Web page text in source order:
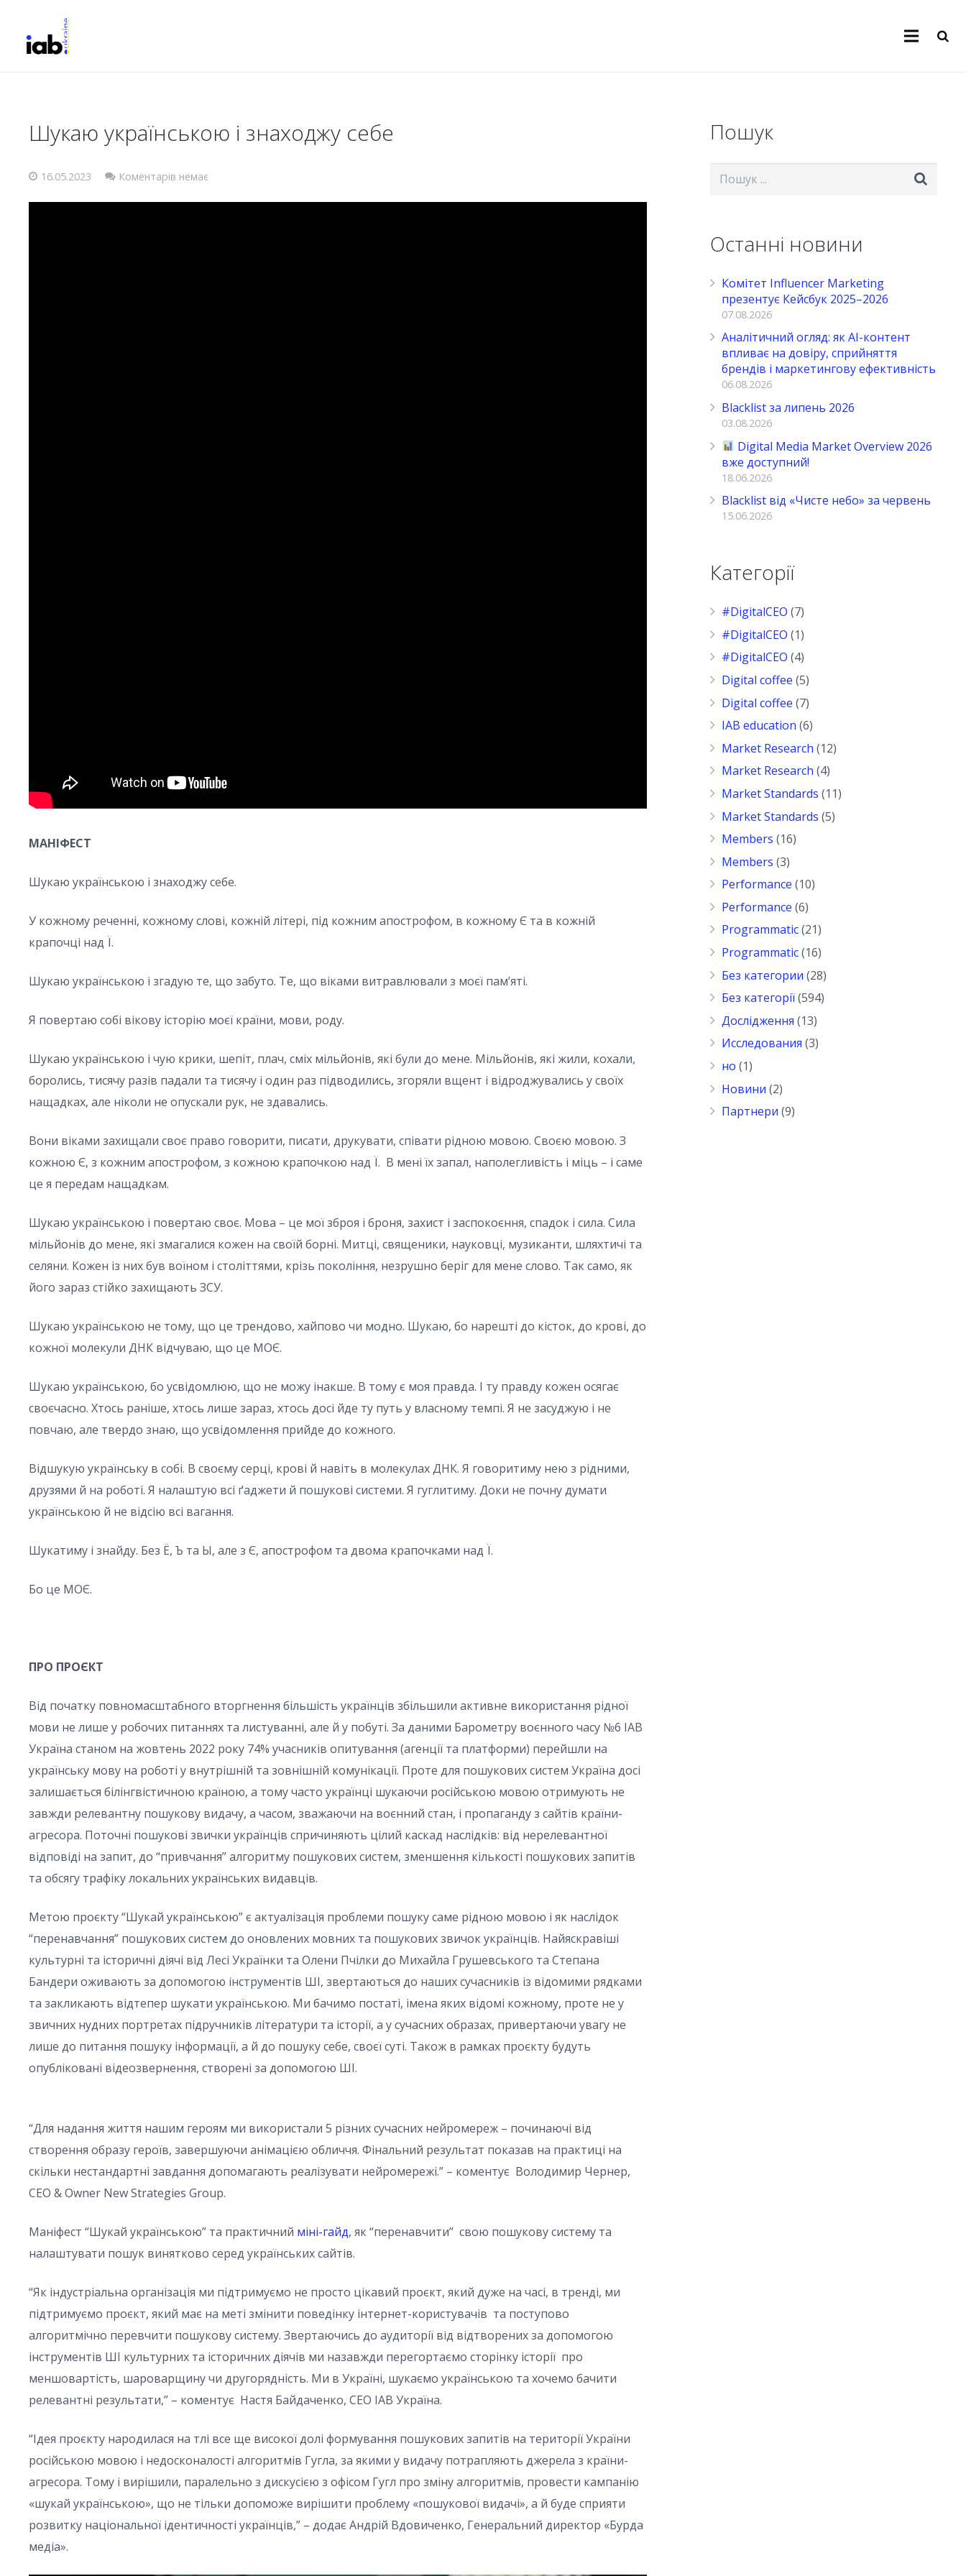
Шукаю українською і знаходжу себе
16.05.2023 Коментарів немає
МАНІФЕСТ
Шукаю українською і знаходжу себе.
У кожному реченні, кожному слові, кожній літері, під кожним апострофом, в кожному Є та в кожній
крапочці над Ї.
Шукаю українською і згадую те, що забуто. Те, що віками витравлювали з моєї пам’яті.
Я повертаю собі вікову історію моєї країни, мови, роду.
Шукаю українською і чую крики, шепіт, плач, сміх мільйонів, які були до мене. Мільйонів, які жили, кохали,
боролись, тисячу разів падали та тисячу і один раз підводились, згоряли вщент і відроджувались у своїх
нащадках, але ніколи не опускали рук, не здавались.
Вони віками захищали своє право говорити, писати, друкувати, співати рідною мовою. Своєю мовою. З
кожною Є, з кожним апострофом, з кожною крапочкою над Ї. В мені їх запал, наполегливість і міць – і саме
це я передам нащадкам.
Шукаю українською і повертаю своє. Мова – це мої зброя і броня, захист і заспокоєння, спадок і сила. Сила
мільйонів до мене, які змагалися кожен на своїй борні. Митці, священики, науковці, музиканти, шляхтичі та
селяни. Кожен із них був воїном і століттями, крізь покоління, незрушно беріг для мене слово. Так само, як
його зараз стійко захищають ЗСУ.
Шукаю українською не тому, що це трендово, хайпово чи модно. Шукаю, бо нарешті до кісток, до крові, до
кожної молекули ДНК відчуваю, що це МОЄ.
Шукаю українською, бо усвідомлюю, що не можу інакше. В тому є моя правда. І ту правду кожен осягає
своєчасно. Хтось раніше, хтось лише зараз, хтось досі йде ту путь у власному темпі. Я не засуджую і не
повчаю, але твердо знаю, що усвідомлення прийде до кожного.
Відшукую українську в собі. В своєму серці, крові й навіть в молекулах ДНК. Я говоритиму нею з рідними,
друзями й на роботі. Я налаштую всі ґаджети й пошукові системи. Я гуглитиму. Доки не почну думати
українською й не відсію всі вагання.
Шукатиму і знайду. Без Ё, Ъ та Ы, але з Є, апострофом та двома крапочками над Ї.
Бо це МОЄ.
ПРО ПРОЄКТ
Від початку повномасштабного вторгнення більшість українців збільшили активне використання рідної
мови не лише у робочих питаннях та листуванні, але й у побуті. За даними Барометру воєнного часу №6 IAB
Україна станом на жовтень 2022 року 74% учасників опитування (агенції та платформи) перейшли на
українську мову на роботі у внутрішній та зовнішній комунікації. Проте для пошукових систем Україна досі
залишається білінгвістичною країною, а тому часто українці шукаючи російською мовою отримують не
завжди релевантну пошукову видачу, а часом, зважаючи на воєнний стан, і пропаганду з сайтів країни-
агресора. Поточні пошукові звички українців спричиняють цілий каскад наслідків: від нерелевантної
відповіді на запит, до “привчання” алгоритму пошукових систем, зменшення кількості пошукових запитів
та обсягу трафіку локальних українських видавців.
Метою проєкту “Шукай українською” є актуалізація проблеми пошуку саме рідною мовою і як наслідок
“перенавчання” пошукових систем до оновлених мовних та пошукових звичок українців. Найяскравіші
культурні та історичні діячі від Лесі Українки та Олени Пчілки до Михайла Грушевського та Степана
Бандери оживають за допомогою інструментів ШІ, звертаються до наших сучасників із відомими рядками
та закликають відтепер шукати українською. Ми бачимо постаті, імена яких відомі кожному, проте не у
звичних нудних портретах підручників літератури та історії, а у сучасних образах, привертаючи увагу не
лише до питання пошуку інформації, а й до пошуку себе, своєї суті. Також в рамках проєкту будуть
опубліковані відеозвернення, створені за допомогою ШІ.
“Для надання життя нашим героям ми використали 5 різних сучасних нейромереж – починаючі від
створення образу героїв, завершуючи анімацією обличчя. Фінальний результат показав на практиці на
скільки нестандартні завдання допомагають реалізувати нейромережі.” – коментує Володимир Чернер,
СЕО & Owner New Strategies Group.
Маніфест “Шукай українською” та практичний міні-гайд, як “перенавчити” свою пошукову систему та
налаштувати пошук винятково серед українських сайтів.
“Як індустріальна організація ми підтримуємо не просто цікавий проєкт, який дуже на часі, в тренді, ми
підтримуємо проєкт, який має на меті змінити поведінку інтернет-користувачів та поступово
алгоритмічно перевчити пошукову систему. Звертаючись до аудиторії від відтворених за допомогою
інструментів ШІ культурних та історичних діячів ми назавжди перегортаємо сторінку історії про
меншовартість, шароварщину чи другорядність. Ми в Україні, шукаємо українською та хочемо бачити
релевантні результати,” – коментує Настя Байдаченко, СЕО IAB Україна.
“Ідея проєкту народилася на тлі все ще високої долі формування пошукових запитів на території України
російською мовою і недосконалості алгоритмів Гугла, за якими у видачу потрапляють джерела з країни-
агресора. Тому і вирішили, паралельно з дискусією з офісом Гугл про зміну алгоритмів, провести кампанію
«шукай українською», що не тільки допоможе вирішити проблему «пошукової видачі», а й буде сприяти
розвитку національної ідентичності українців,” – додає Андрій Вдовиченко, Генеральний директор «Бурда
медіа».
Пошук
Останні новини
Комітет Influencer Marketing
презентує Кейсбук 2025–2026
07.08.2026
Аналітичний огляд: як AI-контент
впливає на довіру, сприйняття
брендів і маркетингову ефективність
06.08.2026
Blacklist за липень 2026
03.08.2026
Digital Media Market Overview 2026
вже доступний!
18.06.2026
Blacklist від «Чисте небо» за червень
15.06.2026
Категорії
#DigitalCEO (7)
#DigitalCEO (1)
#DigitalCEO (4)
Digital coffee (5)
Digital coffee (7)
IAB education (6)
Market Research (12)
Market Research (4)
Market Standards (11)
Market Standards (5)
Members (16)
Members (3)
Performance (10)
Performance (6)
Programmatic(21)
Programmatic(16)
Без категории (28)
Без категорії(594)
Дослідження (13)
Исследования (3)
но (1)
Новини (2)
Партнери (9)